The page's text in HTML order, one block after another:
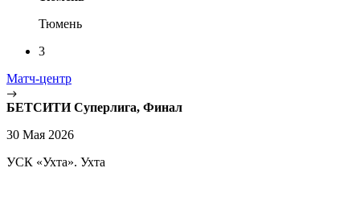
Тюмень
3
Матч-центр
БЕТСИТИ Суперлига, Финал
30 Мая 2026
УСК «Ухта». Ухта